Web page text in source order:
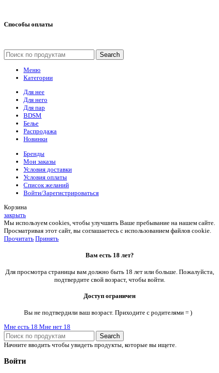
Способы оплаты
Search
Меню
Категории
Для нее
Для него
Для пар
BDSM
Белье
Распродажа
Новинки
Бренды
Мои заказы
Условия доставки
Условия оплаты
Список желаний
Войти/Зарегистрироваться
Корзина
закрыть
Мы используем cookies, чтобы улучшить Ваше пребывание на нашем сайте.
Просматривая этот сайт, вы соглашаетесь с использованием файлов cookie.
Прочитать Принять
Вам есть 18 лет?
Для просмотра страницы вам должно быть 18 лет или больше. Пожалуйста,
подтвердите свой возраст, чтобы войти.
Доступ ограничен
Вы не подтвердили ваш возраст. Приходите с родителями = )
Мне есть 18 Мне нет 18
Search
Начните вводить чтобы увидеть продукты, которые вы ищете.
Войти